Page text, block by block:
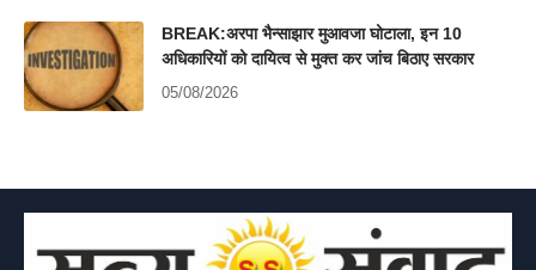
BREAK:अरपा भैन्साझार मुआवजा घोटाला, इन 10
अधिकारियों को दायित्व से मुक्त कर जांच बिठाए सरकार
05/08/2026